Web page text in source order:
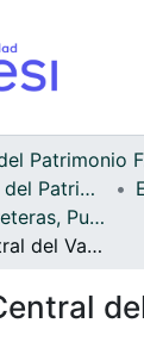
Fondo Archivo del Patrimonio Fotográfico y Fílmico del Valle del Cauca
APFFVC - Carreteras, Puentes - Patrimonial
Carretera Central del Valle del Cauca